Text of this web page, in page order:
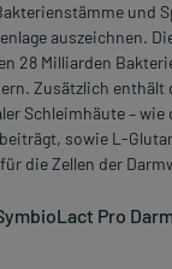
und
auszeichnen.
28 Milliarden
Zusätzlich
Schleimhäute – wie
sowie L-
die Zellen der
Pro